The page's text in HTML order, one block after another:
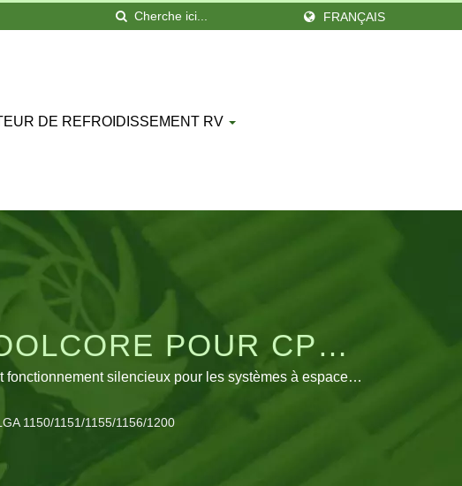
FRANÇAIS
DE REFROIDISSEMENT RV
POUR CPU
silencieux pour les systèmes à espace
1150/1151/1155/1156/1200